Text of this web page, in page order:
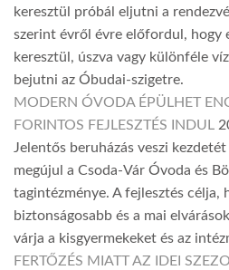
keresztül próbál eljutni a
szerint évről évre előfordul, hogy
keresztül, úszva vagy különféle
bejutni az Óbudai-szigetre.
MODERN ÓVODA ÉPÜLHET
FORINTOS FEJLESZTÉS INDUL
Jelentős beruházás veszi
megújul a Csoda-Vár Óvoda és
tagintézménye. A fejlesztés célja,
biztonságosabb és a mai
várja a kisgyermekeket és az
FERTŐZÉS MIATT AZ IDEI